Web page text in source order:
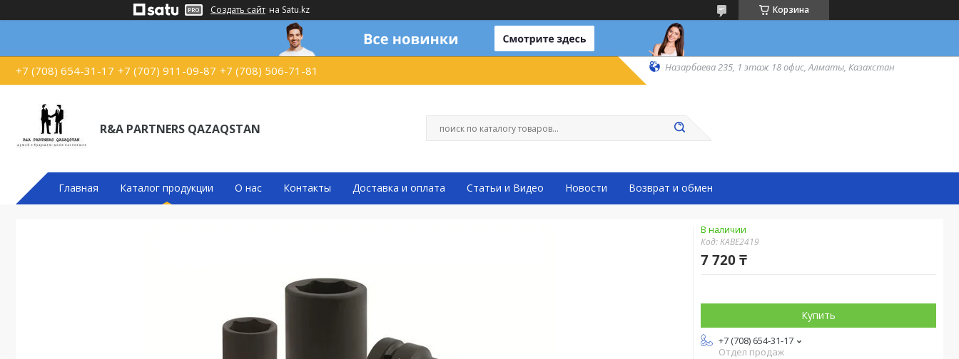
Создать сайт на Satu.kz Корзина
+7 (708) 654-31-17 +7 (707) 911-09-87 +7 (708) 506-71-81 Назарбаева 235, 1 этаж 18 офис, Алматы, Казахстан
R&A PARTNERS QAZAQSTAN
Главная Каталог продукции О нас Контакты Доставка и оплата Статьи и Видео Новости Возврат и обмен
В наличии
Код:KABE2419
7 720 ₸
Купить
+7 (708) 654-31-17
Отдел продаж